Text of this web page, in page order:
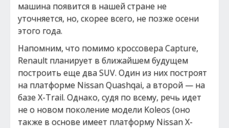
машина появится в нашей стране не
уточняется, но, скорее всего, не позже осени
этого года.
Напомним, что помимо кроссовера Capture,
Renault планирует в ближайшем будущем
построить еще два SUV. Один из них построят
на платформе Nissan Quashqai, а второй — на
базе X-Trail. Однако, судя по всему, речь идет
не о новом поколение модели Koleos (оно
также в основе имеет платформу Nissan X-